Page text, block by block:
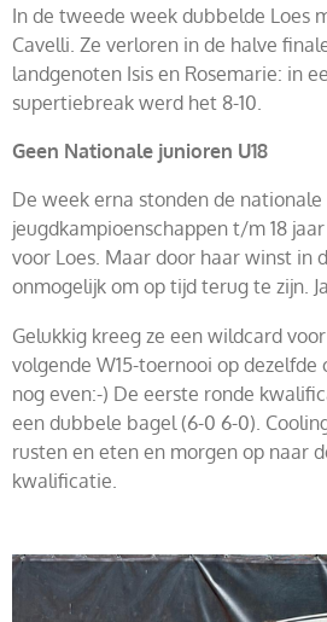
In de tweede week dubbelde Loes
Cavelli. Ze verloren in de halve
landgenoten Isis en Rosemarie: in
supertiebreak werd het 8-10.
Geen Nationale junioren U18
De week erna stonden de nationale
jeugdkampioenschappen t/m 18
voor Loes. Maar door haar winst in
onmogelijk om op tijd terug te zijn.
Gelukkig kreeg ze een wildcard
volgende W15-toernooi op
nog even:-) De eerste ronde
een dubbele bagel (6-0 6-0).
rusten en eten en morgen op naar
kwalificatie.